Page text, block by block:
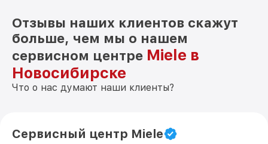
Отзывы наших клиентов скажут
больше, чем мы о нашем
сервисном центре Miele в
Новосибирске
Что о нас думают наши клиенты?
Сервисный центр Miele